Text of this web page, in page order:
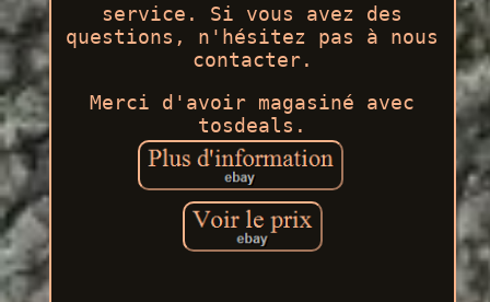
service. Si vous avez des
questions, n'hésitez pas à nous
contacter.
Merci d'avoir magasiné avec
tosdeals.